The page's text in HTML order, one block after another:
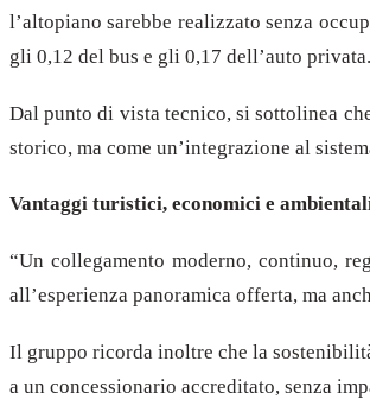
l’altopiano sarebbe realizzato senza
gli 0,12 del bus e gli 0,17 dell’auto privata.
Dal punto di vista tecnico, si sottolinea
storico, ma come un’integrazione al
Vantaggi turistici, economici e
“Un collegamento moderno, continuo,
all’esperienza panoramica offerta, ma
Il gruppo ricorda inoltre che la
a un concessionario accreditato, senza